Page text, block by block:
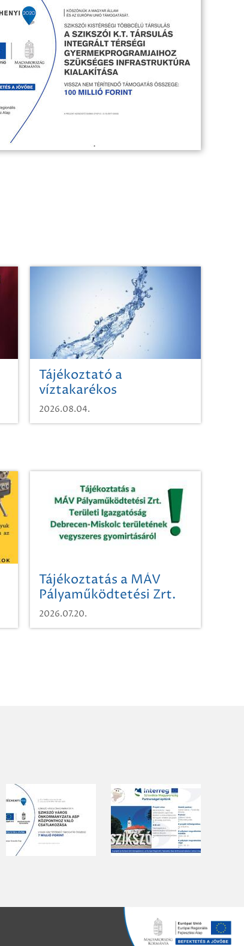
Tájékoztató a
víztakarékos
vízhasználatról
2026.08.04.
Tájékoztatás a MÁV
Pályaműködtetési Zrt.
Területi Igazgatóság
Debrecen-Miskolc
2026.07.20.